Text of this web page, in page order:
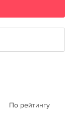
По рейтингу